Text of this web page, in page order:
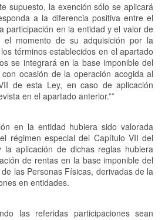
supuesto, la exención sólo se aplicará
a la diferencia positiva entre el
participación en la entidad y el valor de
el momento de su adquisición por la
términos establecidos en el apartado
se integrará en la base imponible del
ocasión de la operación acogida al
de esta Ley, en caso de aplicación
en el apartado anterior.””
en la entidad hubiera sido valorada
régimen especial del Capítulo VII del
aplicación de dichas reglas hubiera
de rentas en la base imponible del
las Personas Físicas, derivadas de la
en entidades.
las referidas participaciones sean